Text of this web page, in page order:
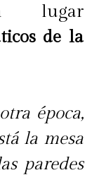
lugar
de la
época,
la mesa
paredes